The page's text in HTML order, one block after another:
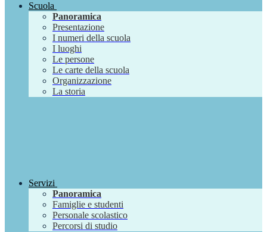
Scuola
Panoramica
Presentazione
I numeri della scuola
I luoghi
Le persone
Le carte della scuola
Organizzazione
La storia
Servizi
Panoramica
Famiglie e studenti
Personale scolastico
Percorsi di studio